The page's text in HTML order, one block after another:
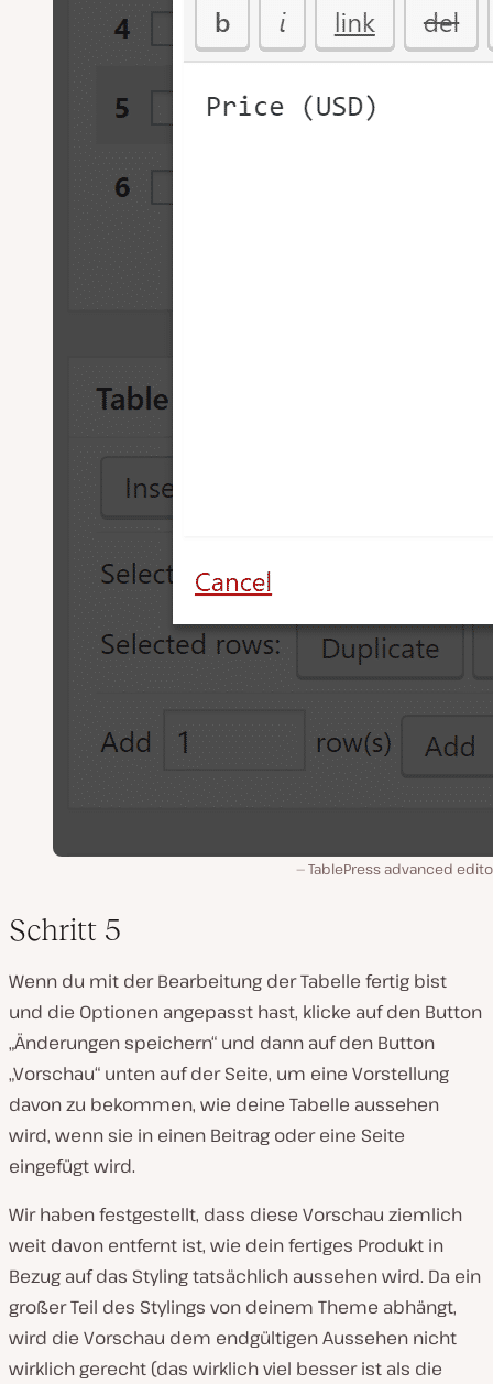
TablePress advanced
Schritt 5
Wenn du mit der Bearbeitung der Tabelle fertig bist
und die Optionen angepasst hast, klicke auf den Button
„Änderungen speichern“ und dann auf den Button
„Vorschau“ unten auf der Seite, um eine Vorstellung
davon zu bekommen, wie deine Tabelle aussehen
wird, wenn sie in einen Beitrag oder eine Seite
eingefügt wird.
Wir haben festgestellt, dass diese Vorschau ziemlich
weit davon entfernt ist, wie dein fertiges Produkt in
Bezug auf das Styling tatsächlich aussehen wird. Da ein
großer Teil des Stylings von deinem Theme abhängt,
wird die Vorschau dem endgültigen Aussehen nicht
wirklich gerecht (das wirklich viel besser ist als die